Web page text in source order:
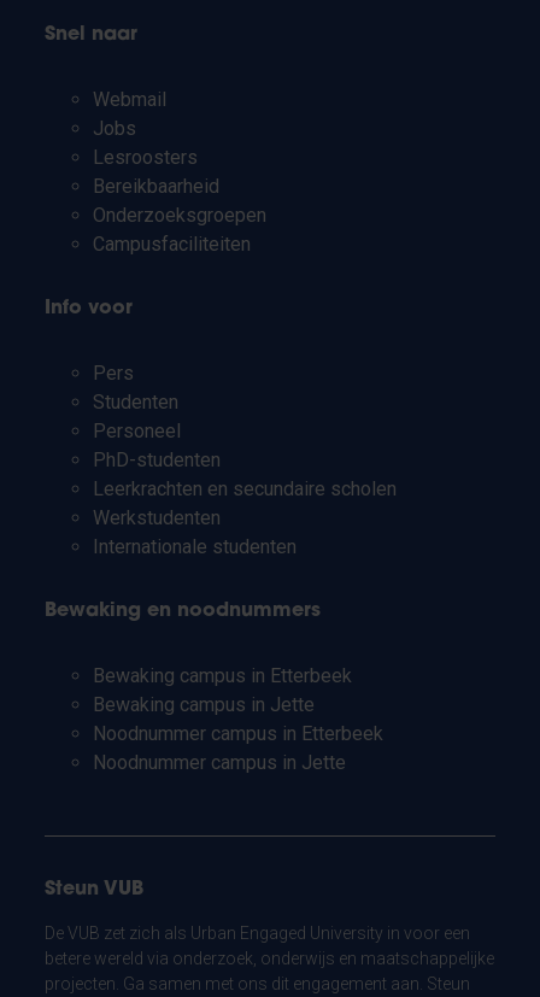
Snel naar
Webmail
Jobs
Lesroosters
Bereikbaarheid
Onderzoeksgroepen
Campusfaciliteiten
Info voor
Pers
Studenten
Personeel
PhD-studenten
Leerkrachten en secundaire scholen
Werkstudenten
Internationale studenten
Bewaking en noodnummers
Bewaking campus in Etterbeek
Bewaking campus in Jette
Noodnummer campus in Etterbeek
Noodnummer campus in Jette
Steun VUB
De VUB zet zich als Urban Engaged University in voor een
betere wereld via onderzoek, onderwijs en maatschappelijke
projecten. Ga samen met ons dit engagement aan. Steun